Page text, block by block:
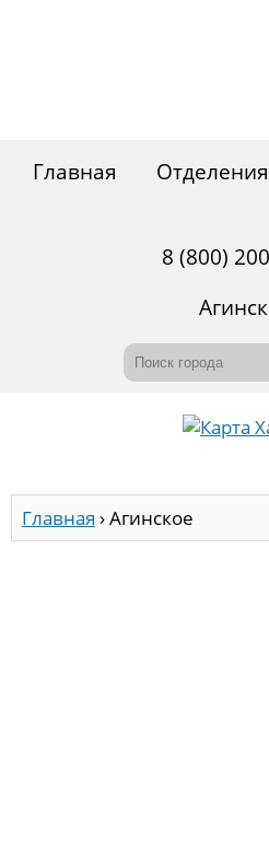
Главная Отделения
8 (800)
Главная ›Агинское